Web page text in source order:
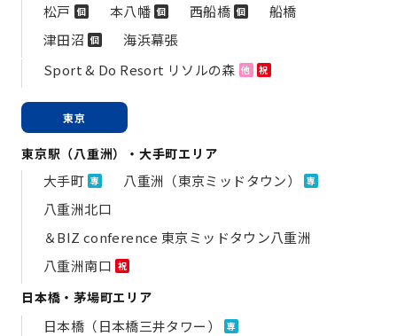
松戸 個 本八幡 個 西船橋 個
船橋
津田沼 個
海浜幕張
Sport & Do Resort リソルの森 他 祝
東京
東京駅（八重洲）・大手町エリア
大手町 専 八重洲（東京ミッドタウン） 専
八重洲北口
＆BIZ conference 東京ミッドタウン八重洲
八重洲南口 祝
日本橋・茅場町エリア
日本橋（日本橋三井タワー） 専